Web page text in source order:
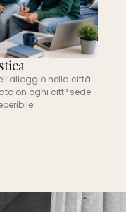
nella città
on ogni citt° sede